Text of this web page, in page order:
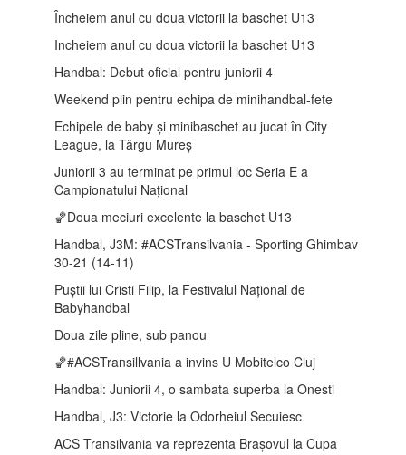
Încheiem anul cu doua victorii la baschet U13
Incheiem anul cu doua victorii la baschet U13
Handbal: Debut oficial pentru juniorii 4
Weekend plin pentru echipa de minihandbal-fete
Echipele de baby și minibaschet au jucat în City
League, la Târgu Mureș
Juniorii 3 au terminat pe primul loc Seria E a
Campionatului Național
🏀Doua meciuri excelente la baschet U13
Handbal, J3M: #ACSTransilvania - Sporting Ghimbav
30-21 (14-11)
Puștii lui Cristi Filip, la Festivalul Național de
Babyhandbal
Doua zile pline, sub panou
🏀#ACSTransillvania a invins U Mobitelco Cluj
Handbal: Juniorii 4, o sambata superba la Onesti
Handbal, J3: Victorie la Odorheiul Secuiesc
ACS Transilvania va reprezenta Brașovul la Cupa